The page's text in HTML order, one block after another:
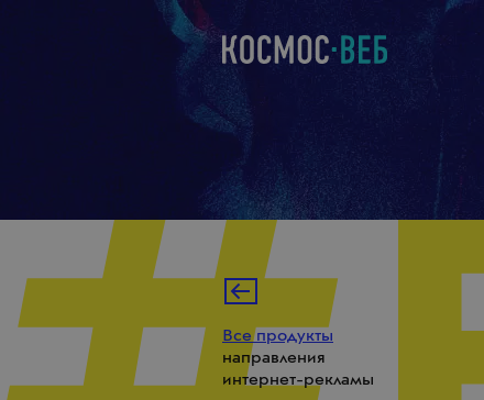
Все продукты
направления
интернет-рекламы